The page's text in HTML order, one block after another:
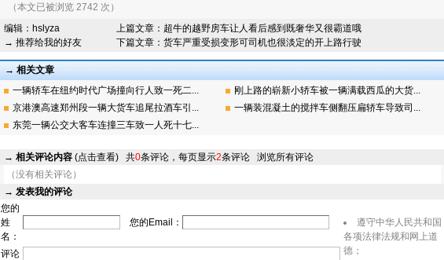
（本文已被浏览 2742 次）
编辑： hslyza
→ 推荐给我的好友
上篇文章： 超牛的越野房车让人看后感到既奢华又很霸道哦
下篇文章： 货车严重受损变形可司机也很淡定的开上路行驶
→ 相关文章
一辆轿车在纽约时代广场撞向行人致一死二...
刚上路的崭新小轿车被一辆满载西瓜的大货...
京港澳高速郑州段一辆大货车追尾拉酒车引...
一辆装混凝土的搅拌车侧翻压扁轿车导致司...
东莞一辆公交大客车连撞三车致一人死十七...
→ 相关评论内容 (点击查看) 共0条评论，每页显示2条评论 浏览所有评论
（没有相关评论）
→ 发表我的评论
您的
姓
名：
您的Email：
评论
遵守中华人民共和国
各项法律法规和网上道
德；